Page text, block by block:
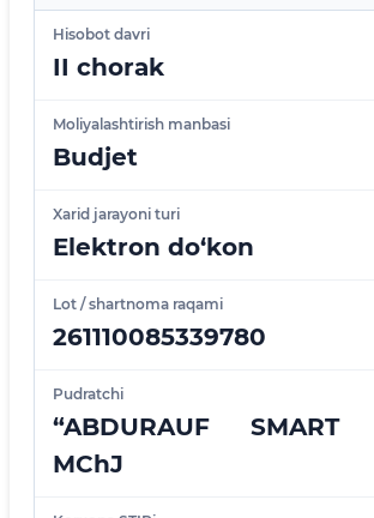
Hisobot davri
II chorak
Moliyalashtirish manbasi
Budjet
Xarid jarayoni turi
Elektron do‘kon
Lot / shartnoma raqami
261110085339780
Pudratchi
“ABDURAUF SMART
MChJ